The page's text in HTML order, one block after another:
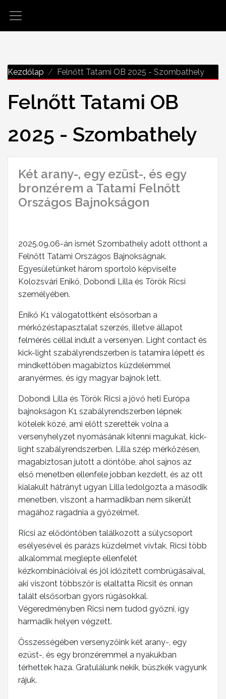
Kezdőlap Felnőtt Tatami OB 2025 - Szombathely
Felnőtt Tatami OB
2025 - Szombathely
Két arany-, egy ezüst-, és egy
bronzérem a Tatami Felnőtt
Országos Bajnokságon
2025.09.06-án ismét Szombathely adott otthont a
Felnőtt Tatami Országos Bajnokságnak.
Egyesületünket három sportoló képviselte
Kolozsvári Enikő, Dobondi Lilla és Török Ricsi
személyében.
Enikő K1 válogatottként elsősorban a
mérkőzéstapasztalat szerzés, illetve állapot
felmérés céllal indult a versenyen. Light contact és
kick-light szabályrendszerben is tatamira lépett és
mindkettőben magabiztos küzdelemmel
aranyérmes, és így magyar bajnok lett.
Dobondi Lilla és Török Ricsi a jövő heti Európa
bajnokságon K1 szabályrendszerben lépnek
kötelek közé, ami előtt szerették volna a
versenyhelyzet nyomásának kitenni magukat, kick-
light szabályrendszerben. Lilla szép mérkőzésen,
magabiztosan jutott a döntőbe, ahol sajnos az
első menetben ellenfele jobban kezdett, és az ott
kialakult hátrányt ugyan Lilla ledolgozta a második
menetben, viszont a harmadikban nem sikerült
magához ragadnia a győzelmet.
Ricsi az elődöntőben találkozott a súlycsoport
esélyesével és parázs küzdelmet vívtak, Ricsi több
alkalommal meglepte ellenfelét
kézkombinációival és jól időzített combrúgásaival,
aki viszont többszőr is elaltatta Ricsit és onnan
talált elsősorban gyors rúgásokkal.
Végeredményben Ricsi nem tudod győzni, így
harmadik helyen végzett.
Összességében versenyzőink két arany-, egy
ezüst-, és egy bronzéremmel a nyakukban
térhettek haza. Gratulálunk nekik, büszkék vagyunk
rájuk.